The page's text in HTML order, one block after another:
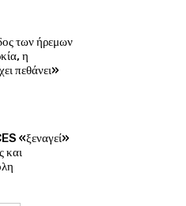
των ήρεμων
η
πεθάνει»
«ξεναγεί»
και